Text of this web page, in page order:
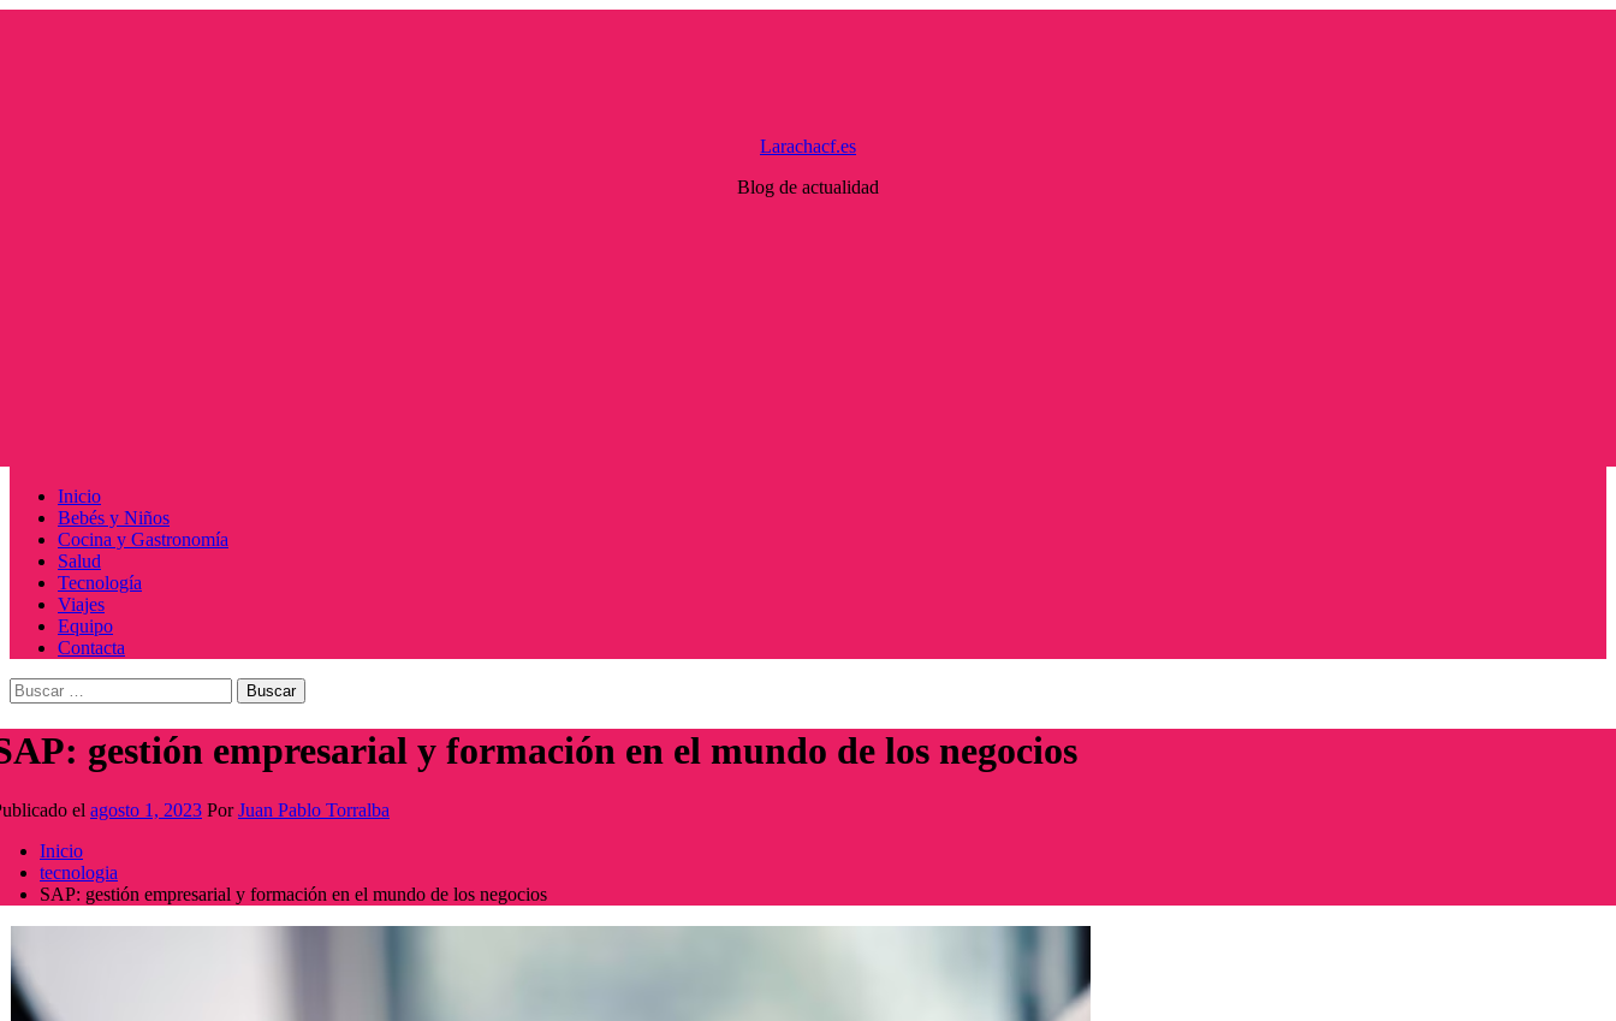
Larachacf.es
Blog de actualidad
Menú
principal
Inicio
Bebés y Niños
Cocina y Gastronomía
Salud
Tecnología
Viajes
Equipo
Contacta
Buscar:
gestión empresarial y formación en el mundo de los negocios
el agosto 1, 2023 PorJuan Pablo Torralba
Inicio
tecnologia
SAP: gestión empresarial y formación en el mundo de los negocios